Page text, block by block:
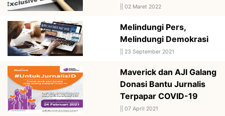
02 Maret 2022
Melindungi Pers,
Melindungi Demokrasi
23 September 2021
Maverick dan AJI Galang
Donasi Bantu Jurnalis
Terpapar COVID-19
07 April 2021